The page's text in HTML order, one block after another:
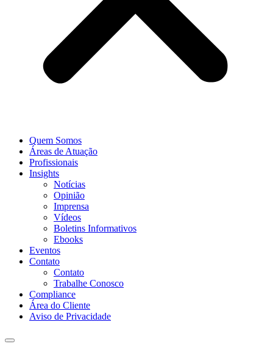
Quem Somos
Áreas de Atuação
Profissionais
Insights
Notícias
Opinião
Imprensa
Vídeos
Boletins Informativos
Ebooks
Eventos
Contato
Contato
Trabalhe Conosco
Compliance
Área do Cliente
Aviso de Privacidade